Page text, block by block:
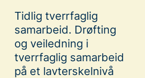
Tidlig tverrfaglig
samarbeid. Drøfting
og veiledning i
tverrfaglig samarbeid
på et lavterskelnivå